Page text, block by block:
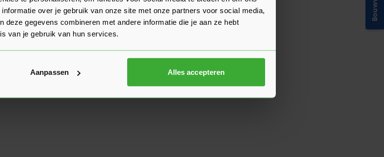
over je gebruik van onze site met onze partners voor social media,
deze gegevens combineren met andere informatie die je aan ze hebt
van je gebruik van hun services.
Aanpassen Alles accepteren